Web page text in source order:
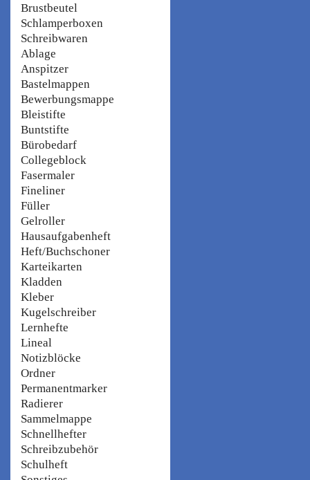
Brustbeutel
Schlamperboxen
Schreibwaren
Ablage
Anspitzer
Bastelmappen
Bewerbungsmappe
Bleistifte
Buntstifte
Bürobedarf
Collegeblock
Fasermaler
Fineliner
Füller
Gelroller
Hausaufgabenheft
Heft/Buchschoner
Karteikarten
Kladden
Kleber
Kugelschreiber
Lernhefte
Lineal
Notizblöcke
Ordner
Permanentmarker
Radierer
Sammelmappe
Schnellhefter
Schreibzubehör
Schulheft